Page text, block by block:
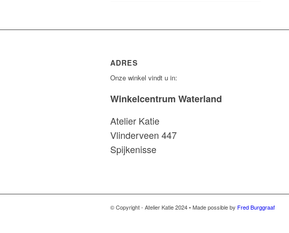
ADRES
Onze winkel vindt u in:
Winkelcentrum Waterland
Atelier Katie
Vlinderveen 447
Spijkenisse
© Copyright - Atelier Katie 2024 • Made possible by Fred Burggraaf